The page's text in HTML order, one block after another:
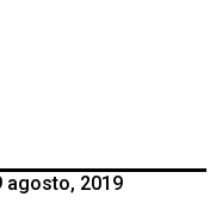
agosto, 2019